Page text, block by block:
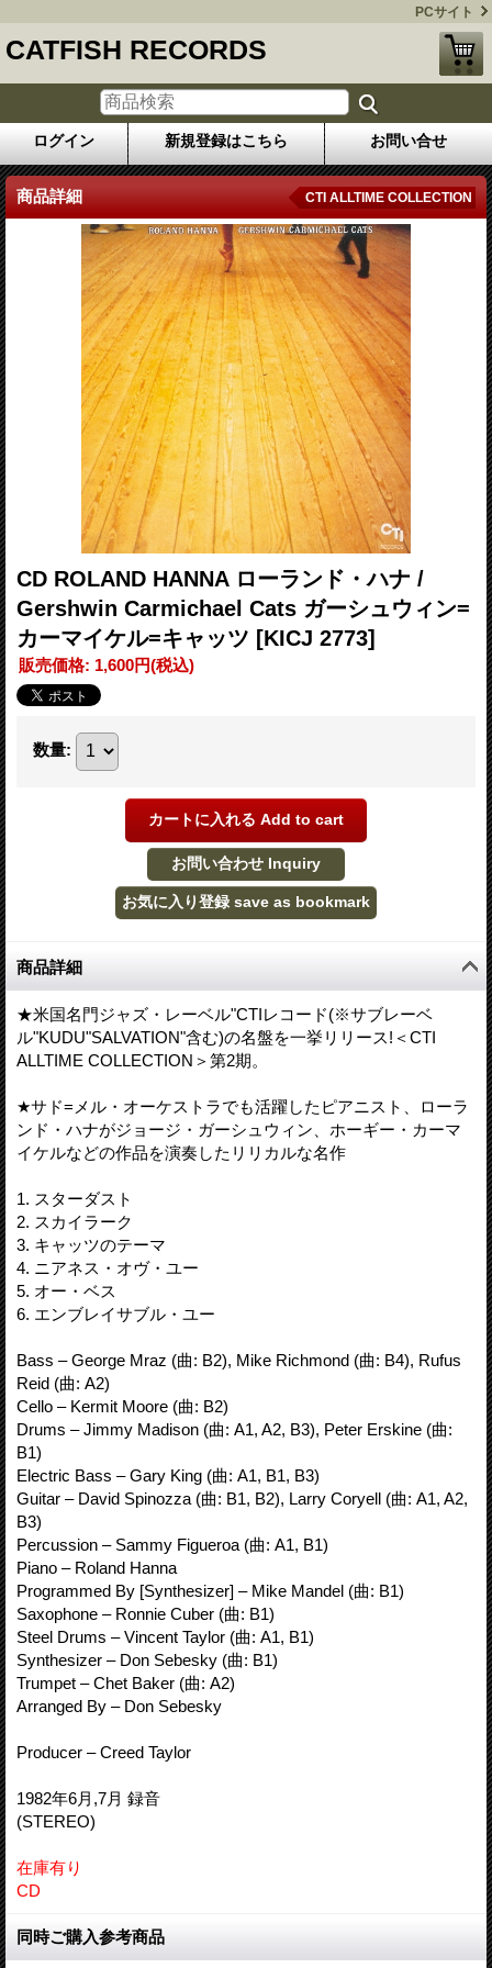
PCサイト
CATFISH RECORDS
ログイン 新規登録はこちら お問い合せ
商品詳細 CTI ALLTIME COLLECTION
CD ROLAND HANNA ローランド・ハナ /
Gershwin Carmichael Cats ガーシュウィン=
カーマイケル=キャッツ [KICJ 2773]
販売価格: 1,600円(税込)
数量:
商品詳細
★米国名門ジャズ・レーベル"CTIレコード(※サブレーベ
ル"KUDU"SALVATION"含む)の名盤を一挙リリース!＜CTI
ALLTIME COLLECTION＞第2期。
★サド=メル・オーケストラでも活躍したピアニスト、ローラ
ンド・ハナがジョージ・ガーシュウィン、ホーギー・カーマ
イケルなどの作品を演奏したリリカルな名作
1. スターダスト
2. スカイラーク
3. キャッツのテーマ
4. ニアネス・オヴ・ユー
5. オー・ベス
6. エンブレイサブル・ユー
Bass – George Mraz (曲: B2), Mike Richmond (曲: B4), Rufus
Reid (曲: A2)
Cello – Kermit Moore (曲: B2)
Drums – Jimmy Madison (曲: A1, A2, B3), Peter Erskine (曲:
B1)
Electric Bass – Gary King (曲: A1, B1, B3)
Guitar – David Spinozza (曲: B1, B2), Larry Coryell (曲: A1, A2,
B3)
Percussion – Sammy Figueroa (曲: A1, B1)
Piano – Roland Hanna
Programmed By [Synthesizer] – Mike Mandel (曲: B1)
Saxophone – Ronnie Cuber (曲: B1)
Steel Drums – Vincent Taylor (曲: A1, B1)
Synthesizer – Don Sebesky (曲: B1)
Trumpet – Chet Baker (曲: A2)
Arranged By – Don Sebesky
Producer – Creed Taylor
1982年6月,7月 録音
(STEREO)
在庫有り
CD
同時ご購入参考商品